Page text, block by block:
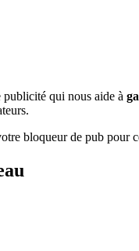
qui nous aide à
bloqueur de pub pour